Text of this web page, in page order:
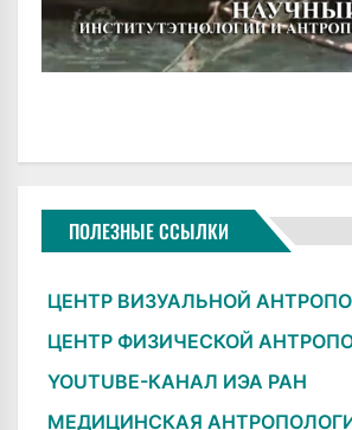
ПОЛЕЗНЫЕ ССЫЛКИ
ЦЕНТР ВИЗУАЛЬНОЙ
ЦЕНТР ФИЗИЧЕСКОЙ
YOUTUBE-КАНАЛ ИЭА РАН
МЕДИЦИНСКАЯ